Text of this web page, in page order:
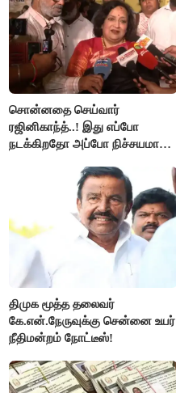
சொன்னதை செய்வார்
ரஜினிகாந்த்..! இது எப்போ
நடக்கிறதோ அப்போ நிச்சயமாக
ரஜினிகாந்த்..!
திமுக மூத்த தலைவர்
கே.என்.நேருவுக்கு சென்னை உயர்
நீதிமன்றம் நோட்டீஸ்!